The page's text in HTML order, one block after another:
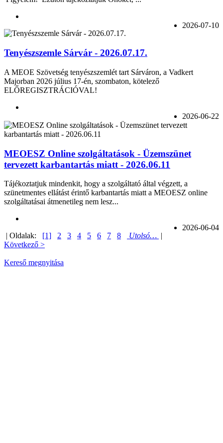
2026-07-10
Tenyészszemle Sárvár - 2026.07.17.
A MEOE Szövetség tenyészszemlét tart Sárváron, a Vadkert
Majorban 2026 július 17-én, szombaton, kötelező
ELŐREGISZTRÁCIÓVAL!
2026-06-22
MEOESZ Online szolgáltatások - Üzemszünet
tervezett karbantartás miatt - 2026.06.11
Tájékoztatjuk mindenkit, hogy a szolgáltató által végzett, a
szünetmentes ellátást érintő karbantartás miatt a MEOESZ online
szolgáltatásai átmenetileg nem lesz...
2026-06-04
| Oldalak: [1] 2 3 4 5 6 7 8 Utolsó… |
Következő >
Kereső megnyitása